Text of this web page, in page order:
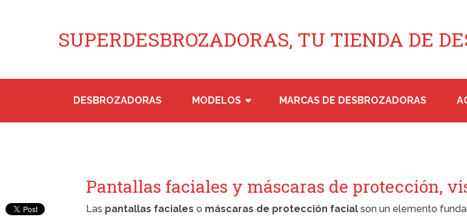
SUPERDESBROZADORAS, TU TIENDA DE
DESBROZADORAS MODELOS MARCAS DE DESBROZADORAS
Pantallas faciales y máscaras de protección,
Las pantallas facialeso máscaras de protección facial son un elemento